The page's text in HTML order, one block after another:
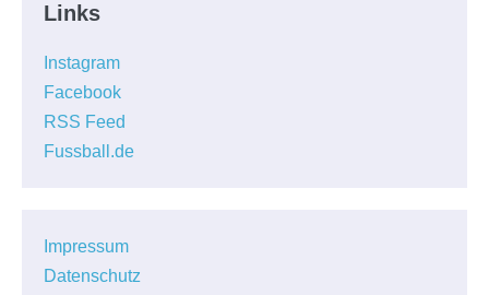
Links
Instagram
Facebook
RSS Feed
Fussball.de
Impressum
Datenschutz